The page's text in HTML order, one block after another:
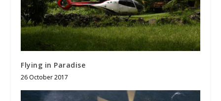
Flying in Paradise
26 October 2017